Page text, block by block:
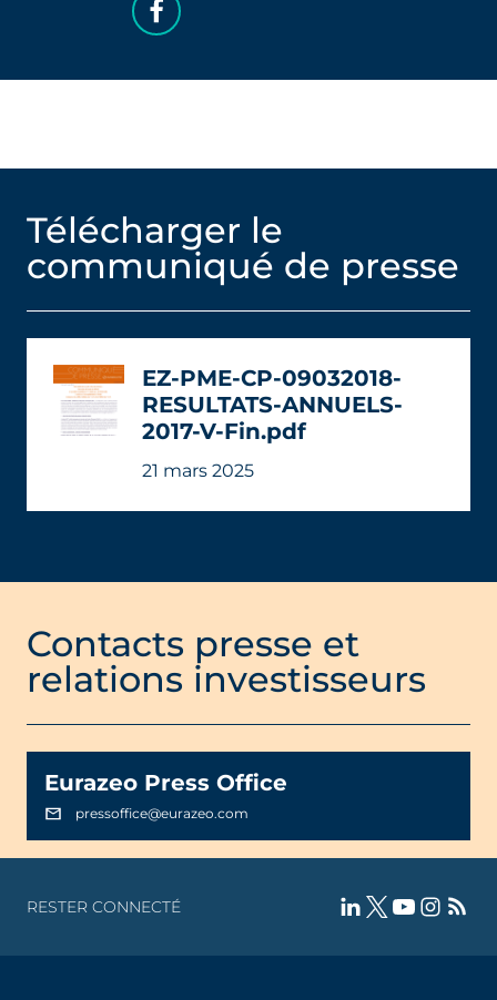
Télécharger le
communiqué de presse
EZ-PME-CP-09032018-
RESULTATS-ANNUELS-
2017-V-Fin.pdf
21 mars 2025
Contacts presse et
relations investisseurs
Eurazeo Press Office
pressoffice@eurazeo.com
RESTER CONNECTÉ